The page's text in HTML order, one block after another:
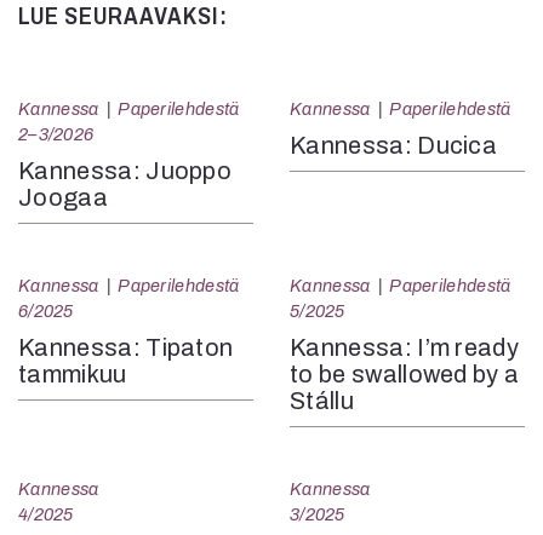
LUE SEURAAVAKSI:
Kannessa
Paperilehdestä
2–3/2026
Kannessa: Juoppo
Joogaa
Kannessa Paperilehdestä
Kannessa: Ducica
Kannessa
Paperilehdestä
6/2025
Kannessa: Tipaton
tammikuu
Kannessa
Paperilehdestä
5/2025
Kannessa: I’m ready
to be swallowed by a
Stállu
Kannessa
4/2025
Kannessa
3/2025